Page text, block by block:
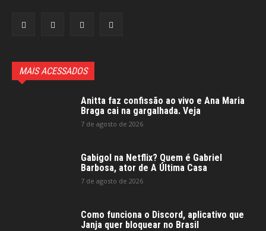
MAIS ACESSADOS
Anitta faz confissão ao vivo e Ana Maria
Braga cai na gargalhada. Veja
7 de agosto de 2026
Gabigol na Netflix? Quem é Gabriel
Barbosa, ator de A Última Casa
7 de agosto de 2026
Como funciona o Discord, aplicativo que
Janja quer bloquear no Brasil